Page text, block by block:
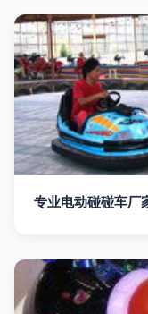
专业电动碰碰车厂